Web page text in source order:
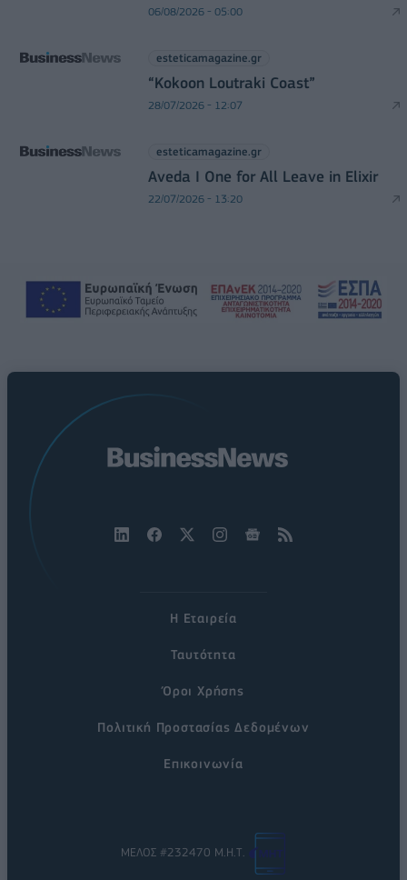
06/08/2026 - 05:00
esteticamagazine.gr
“Kokoon Loutraki Coast”
28/07/2026 - 12:07
esteticamagazine.gr
Aveda I One for All Leave in Elixir
22/07/2026 - 13:20
Η Εταιρεία
Ταυτότητα
Όροι Χρήσης
Πολιτική Προστασίας Δεδομένων
Επικοινωνία
ΜΕΛΟΣ #232470 Μ.Η.Τ.